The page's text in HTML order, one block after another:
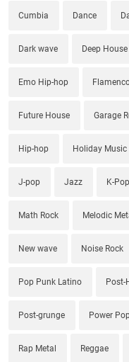
Cumbia Dance
Dark wave Deep House
Emo Hip-hop
Future House Garage
Hip-hop Holiday Music
J-pop Jazz K-Pop
Math Rock Melodic
New wave Noise Rock
Pop Punk Latino Post-
Post-grunge Power
Rap Metal Reggae